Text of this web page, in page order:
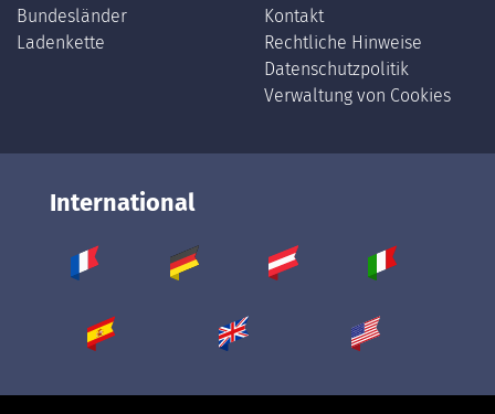
Bundesländer
Ladenkette
Kontakt
Rechtliche Hinweise
Datenschutzpolitik
Verwaltung von Cookies
International